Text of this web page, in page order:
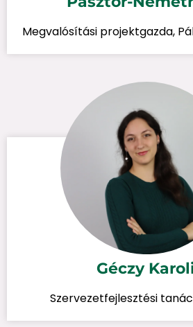
Megvalósítási projektgazda,
Géczy
Szervezetfejlesztési